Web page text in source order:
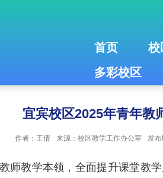
首页 校
多彩校区
宜宾校区2025年青年教
作者：王倩 来源：校区教学工作办公室 发
师教学本领，全面提升课堂教